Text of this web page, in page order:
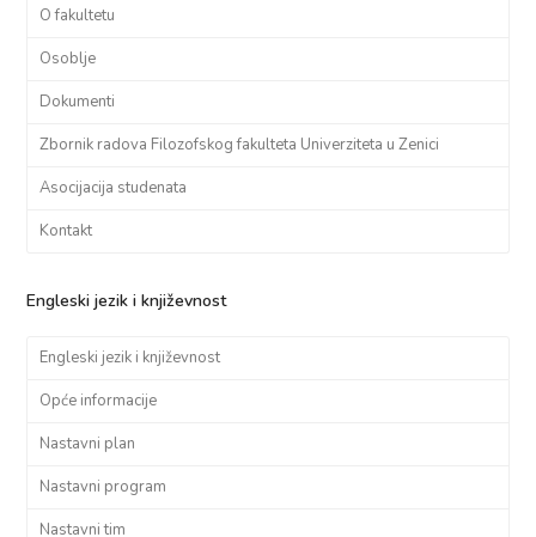
O fakultetu
Osoblje
Dokumenti
Zbornik radova Filozofskog fakulteta Univerziteta u Zenici
Asocijacija studenata
Kontakt
Engleski jezik i književnost
Engleski jezik i književnost
Opće informacije
Nastavni plan
Nastavni program
Nastavni tim